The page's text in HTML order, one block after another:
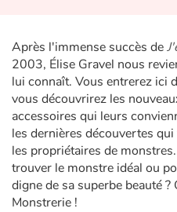
Voyage, épopée, enquête,
Autour du monde
Apprentissage
Art, espace, activité
Après l'immense succès de
2003, Élise Gravel nous
lui connaît. Vous entrerez ici
vous découvrirez les
accessoires qui leurs
les dernières découvertes
les propriétaires de
trouver le monstre idéal ou
digne de sa superbe beauté
Monstrerie !